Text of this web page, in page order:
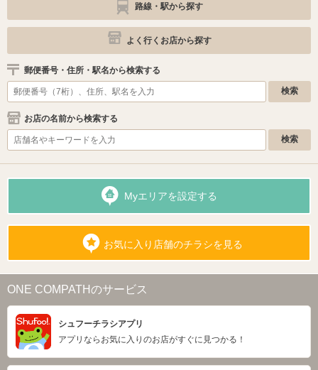
路線・駅から探す
よく行くお店から探す
郵便番号・住所・駅名から検索する
お店の名前から検索する
Myエリアを設定する
お気に入り店舗のチラシを見る
ONE COMPATHのサービス
シュフーチラシアプリ
アプリならお気に入りのお店がすぐに見つかる！